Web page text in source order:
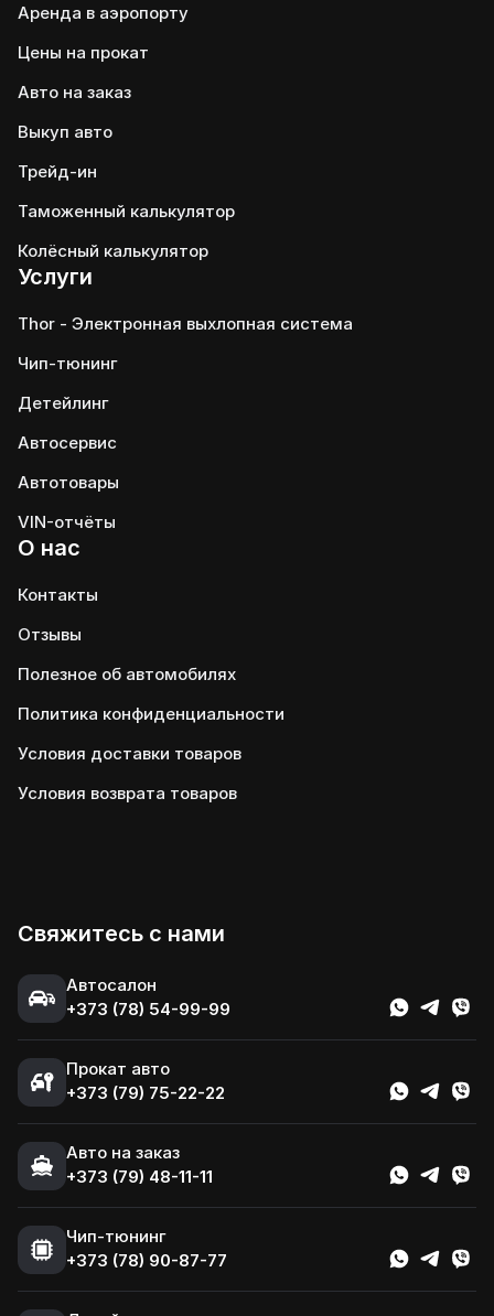
Аренда в аэропорту
Цены на прокат
Авто на заказ
Выкуп авто
Трейд-ин
Таможенный калькулятор
Колёсный калькулятор
Услуги
Thor - Электронная выхлопная система
Чип-тюнинг
Детейлинг
Автосервис
Автотовары
VIN-отчёты
О нас
Контакты
Отзывы
Полезное об автомобилях
Политика конфиденциальности
Условия доставки товаров
Условия возврата товаров
Свяжитесь с нами
Автосалон
+373 (78) 54-99-99
Прокат авто
+373 (79) 75-22-22
Авто на заказ
+373 (79) 48-11-11
Чип-тюнинг
+373 (78) 90-87-77